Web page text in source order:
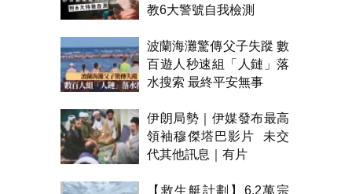
教6大警號自我檢測
波蘭海灘驚傳父子失蹤 數
百遊人秒速組「人鏈」落
水搜索 最終平安無事
伊朗局勢｜伊媒發布最高
領袖穆傑塔巴影片 未交
代其他訊息｜有片
【救生艇計劃】6.2萬宗